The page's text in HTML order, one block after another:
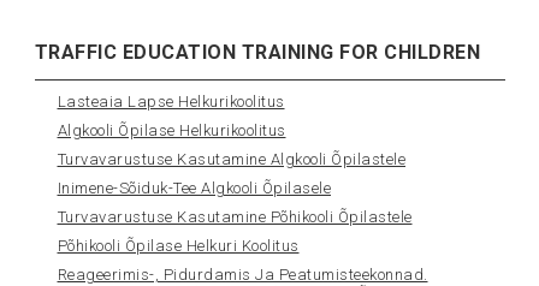
TRAFFIC EDUCATION TRAINING FOR CHILDREN
Lasteaia Lapse Helkurikoolitus
Algkooli Õpilase Helkurikoolitus
Turvavarustuse Kasutamine Algkooli Õpilastele
Inimene-Sõiduk-Tee Algkooli Õpilasele
Turvavarustuse Kasutamine Põhikooli Õpilastele
Põhikooli Õpilase Helkuri Koolitus
Reageerimis-, Pidurdamis Ja Peatumisteekonnad.